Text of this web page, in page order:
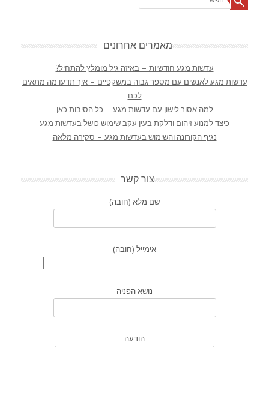
מאמרים אחרונים
עדשות מגע חודשיות – באיזה גיל מומלץ להתחיל?
עדשות מגע לאנשים עם מספר גבוה במשקפיים – איך תדעו מה מתאים
לכם
למה אסור לישון עם עדשות מגע – כל הסיבות כאן
כיצד למנוע זיהום ודלקת בעין עקב שימוש כושל בעדשות מגע
נגיף הקורונה והשימוש בעדשות מגע – סקירה מלאה
צור קשר
שם מלא (חובה)
אימייל (חובה)
נושא הפניה
הודעה